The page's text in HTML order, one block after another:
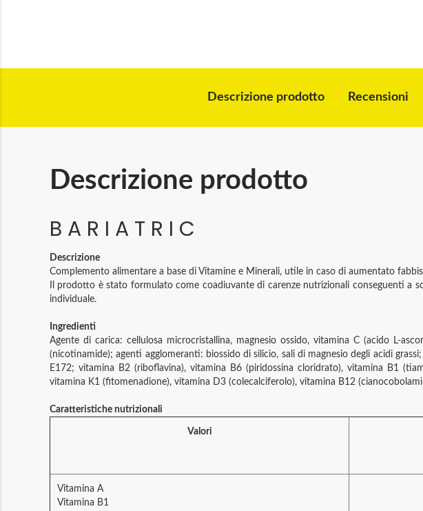
Descrizione prodotto Recensioni
Descrizione prodotto
B A R I A T R I C
Descrizione
Complemento alimentare a base di Vitamine e Minerali, utile in caso di aumentato
Il prodotto è stato formulato come coadiuvante di carenze nutrizionali conseguenti a
individuale.
Ingredienti
Agente di carica: cellulosa microcristallina, magnesio ossido, vitamina C (acido L-
(nicotinamide); agenti agglomeranti: biossido di silicio, sali di magnesio degli acidi
E172; vitamina B2 (rìboflavina), vitamina B6 (piridossina cloridrato), vitamina B1
vitamina K1 (fitomenadione), vitamina D3 (colecalciferolo), vitamina B12
Caratteristiche nutrizionali
Valori
Vitamina A
Vitamina B1